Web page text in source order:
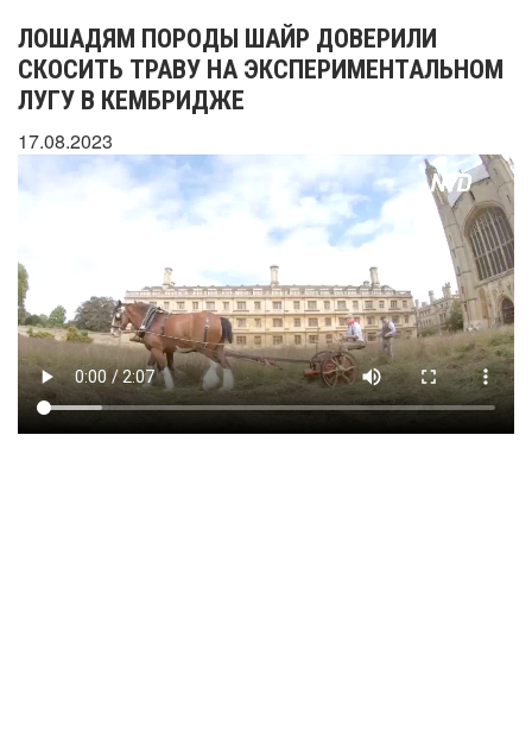
ЛОШАДЯМ ПОРОДЫ ШАЙР ДОВЕРИЛИ
СКОСИТЬ ТРАВУ НА ЭКСПЕРИМЕНТАЛЬНОМ
ЛУГУ В КЕМБРИДЖЕ
17.08.2023